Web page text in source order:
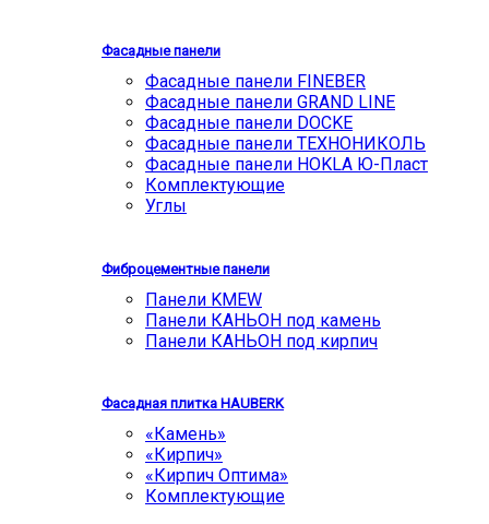
Фасадные панели
Фасадные панели FINEBER
Фасадные панели GRAND LINE
Фасадные панели DOCKE
Фасадные панели ТЕХНОНИКОЛЬ
Фасадные панели HOKLA Ю-Пласт
Комплектующие
Углы
Фиброцементные панели
Панели KMEW
Панели КАНЬОН под камень
Панели КАНЬОН под кирпич
Фасадная плитка HAUBERK
«Камень»
«Кирпич»
«Кирпич Оптима»
Комплектующие